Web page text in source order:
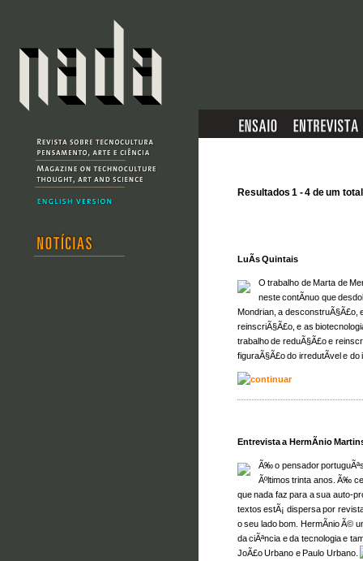
Resultados 1 - 4 de um
LuÃ­s Quintais
O trabalho de Marta de
neste contÃ­nuo que
Mondrian, a desconstruÃ§Ã£o,
reinscriÃ§Ã£o, e as
trabalho de reduÃ§Ã£o e
figuraÃ§Ã£o do irredutÃ­vel e
Entrevista a HermÃ­nio
Ã‰ o pensador
Ãºltimos trinta anos. Ã‰
que nada faz para a sua auto-
textos estÃ¡ dispersa por
o seu lado bom. HermÃ­nio Ã©
da ciÃªncia e da tecnologia e
JoÃ£o Urbano e Paulo Urbano.